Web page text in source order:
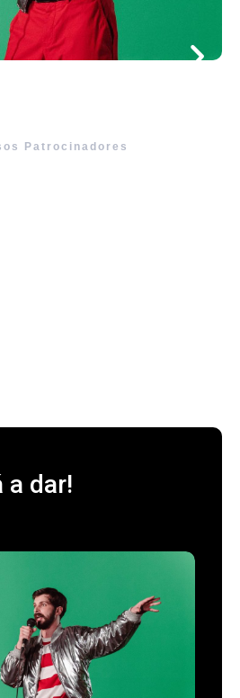
Patrocinadores
a dar!